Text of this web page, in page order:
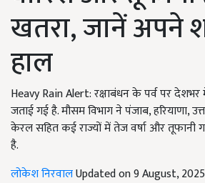
खतरा, जानें अपने
हाल
Heavy Rain Alert: रक्षाबंधन के पर्व पर देशभर
जताई गई है. मौसम विभाग ने पंजाब, हरियाणा,
केरल सहित कई राज्यों में तेज वर्षा और तूफानी
है.
लोकेश निरवालUpdated on 9 August,